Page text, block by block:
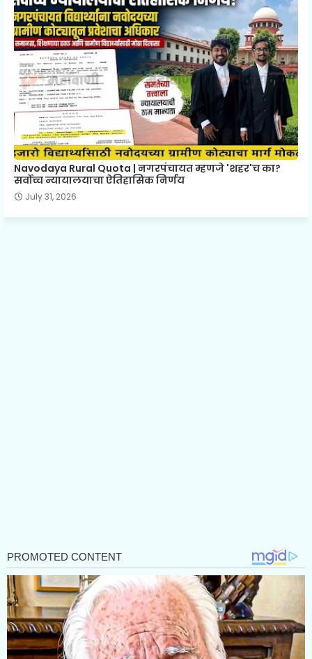
Navodaya Rural Quota | नगरपंचायत म्हणजे 'शहर'च का?
सर्वोच्च न्यायालयाचा ऐतिहासिक निर्णय
July 31, 2026